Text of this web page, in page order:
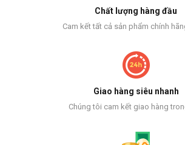
Chất lượng hàng đầu
Cam kết tất cả sản phẩm chính
Giao hàng siêu nhanh
Chúng tôi cam kết giao hàng